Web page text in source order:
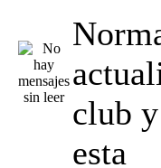
club
esta